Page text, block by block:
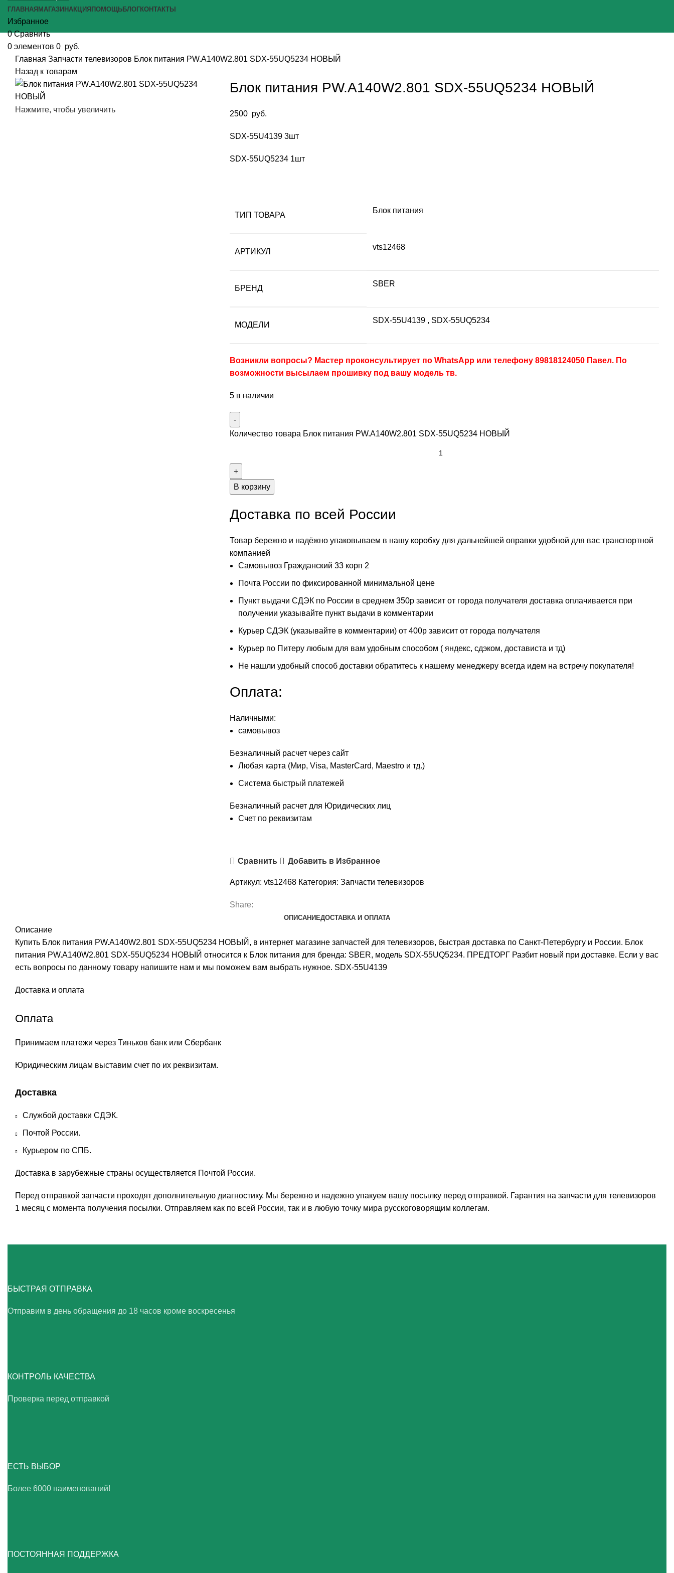
ГЛАВНАЯМАГАЗИНАКЦИЯПОМОЩЬБЛОГКОНТАКТЫ
Избранное
0 Сравнить
0 элементов 0 руб.
Главная Запчасти телевизоров Блок питания PW.A140W2.801 SDX-55UQ5234 НОВЫЙ
Назад к товарам
Нажмите, чтобы увеличить
Блок питания PW.A140W2.801 SDX-55UQ5234 НОВЫЙ
2500 руб.
SDX-55U4139 3шт
SDX-55UQ5234 1шт
ТИП ТОВАРА
Блок питания
АРТИКУЛ
vts12468
БРЕНД
SBER
МОДЕЛИ
SDX-55U4139 , SDX-55UQ5234
Возникли вопросы? Мастер проконсультирует по WhatsApp или телефону 89818124050 Павел. По
возможности высылаем прошивку под вашу модель тв.
5 в наличии
Количество товара Блок питания PW.A140W2.801 SDX-55UQ5234 НОВЫЙ
В корзину
Доставка по всей России
Товар бережно и надёжно упаковываем в нашу коробку для дальнейшей оправки удобной для вас транспортной
компанией
Самовывоз Гражданский 33 корп 2
Почта России по фиксированной минимальной цене
Пункт выдачи СДЭК по России в среднем 350р зависит от города получателя доставка оплачивается при
получении указывайте пункт выдачи в комментарии
Курьер СДЭК (указывайте в комментарии) от 400р зависит от города получателя
Курьер по Питеру любым для вам удобным способом ( яндекс, сдэком, достависта и тд)
Не нашли удобный способ доставки обратитесь к нашему менеджеру всегда идем на встречу покупателя!
Оплата:
Наличными:
самовывоз
Безналичный расчет через сайт
Любая карта (Мир, Visa, MasterCard, Maestro и тд.)
Система быстрый платежей
Безналичный расчет для Юридических лиц
Счет по реквизитам
Сравнить Добавить в Избранное
Артикул: vts12468 Категория: Запчасти телевизоров
Share:
ОПИСАНИЕДОСТАВКА И ОПЛАТА
Описание
Купить Блок питания PW.A140W2.801 SDX-55UQ5234 НОВЫЙ, в интернет магазине запчастей для телевизоров, быстрая доставка по Санкт-Петербургу и России. Блок
питания PW.A140W2.801 SDX-55UQ5234 НОВЫЙ относится к Блок питания для бренда: SBER, модель SDX-55UQ5234. ПРЕДТОРГ Разбит новый при доставке. Если у вас
есть вопросы по данному товару напишите нам и мы поможем вам выбрать нужное. SDX-55U4139
Доставка и оплата
Оплата
Принимаем платежи через Тиньков банк или Сбербанк
Юридическим лицам выставим счет по их реквизитам.
Доставка
Службой доставки СДЭК.
Почтой России.
Курьером по СПБ.
Доставка в зарубежные страны осуществляется Почтой России.
Перед отправкой запчасти проходят дополнительную диагностику. Мы бережно и надежно упакуем вашу посылку перед отправкой. Гарантия на запчасти для телевизоров
1 месяц с момента получения посылки. Отправляем как по всей России, так и в любую точку мира русскоговорящим коллегам.
БЫСТРАЯ ОТПРАВКА
Отправим в день обращения до 18 часов кроме воскресенья
КОНТРОЛЬ КАЧЕСТВА
Проверка перед отправкой
ЕСТЬ ВЫБОР
Более 6000 наименований!
ПОСТОЯННАЯ ПОДДЕРЖКА